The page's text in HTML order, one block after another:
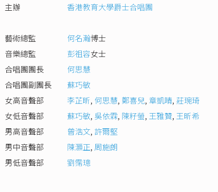
主辦 香港教育大學爵士合唱團
藝術總監 何名瀚博士
音樂總監
彭祖容女士
合唱團團長
何思慧
合唱團副團長
蘇巧敏
女高音聲部
李芷昕, 何思慧, 鄭喜兒,章凱晴,莊琬琦
女低音聲部
蘇巧敏, 吳依霖, 陳籽螢,王雅贊,王昕希
男高音聲部
曾浩文,許爾堅
男中音聲部
陳灝正,周施朗
男低音聲部
劉霈璁